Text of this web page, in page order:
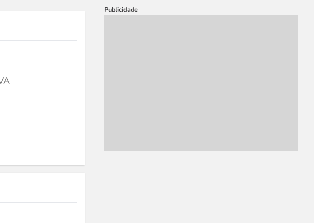
Publicidade